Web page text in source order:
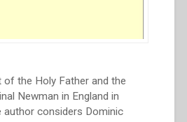
of the Holy Father and the
Newman in England in
author considers Dominic